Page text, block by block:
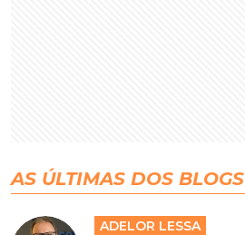
AS ÚLTIMAS DOS BLOGS
ADELOR LESSA